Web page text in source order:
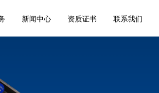
新闻中心 资质证书 联系我们